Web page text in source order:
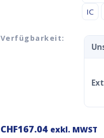
IC
Verfügbarkeit:
CHF167.04 exkl. MWST